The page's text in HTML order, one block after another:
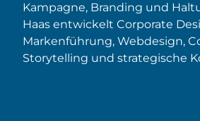
Kampagne, Branding und
Haas entwickelt Corporate
Markenführung, Webdesign,
Storytelling und strategische